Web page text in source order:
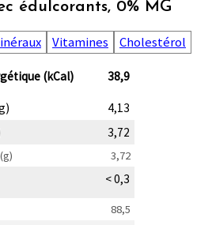
édulcorants, 0% MG
Vitamines Cholestérol
(kCal) 38,9
4,13
3,72
3,72
< 0,3
88,5